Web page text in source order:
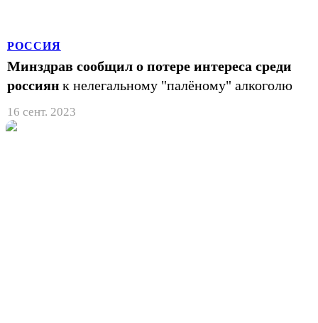
РОССИЯ
Минздрав сообщил о потере интереса среди
россиян к нелегальному "палёному" алкоголю
16 сент. 2023